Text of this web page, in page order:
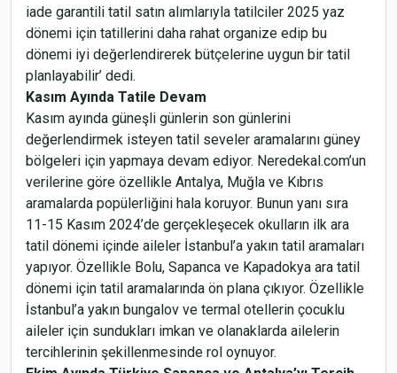
iade garantili tatil satın alımlarıyla tatilciler 2025 yaz
dönemi için tatillerini daha rahat organize edip bu
dönemi iyi değerlendirerek bütçelerine uygun bir tatil
planlayabilir’ dedi.
Kasım Ayında Tatile Devam
Kasım ayında güneşli günlerin son günlerini
değerlendirmek isteyen tatil seveler aramalarını güney
bölgeleri için yapmaya devam ediyor. Neredekal.com’un
verilerine göre özellikle Antalya, Muğla ve Kıbrıs
aramalarda popülerliğini hala koruyor. Bunun yanı sıra
11-15 Kasım 2024’de gerçekleşecek okulların ilk ara
tatil dönemi içinde aileler İstanbul’a yakın tatil aramaları
yapıyor. Özellikle Bolu, Sapanca ve Kapadokya ara tatil
dönemi için tatil aramalarında ön plana çıkıyor. Özellikle
İstanbul’a yakın bungalov ve termal otellerin çocuklu
aileler için sundukları imkan ve olanaklarda ailelerin
tercihlerinin şekillenmesinde rol oynuyor.